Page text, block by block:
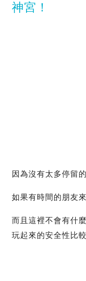
神宮！
因為沒有太多停留
如果有時間的朋友
而且這裡不會有什
玩起來的安全性比